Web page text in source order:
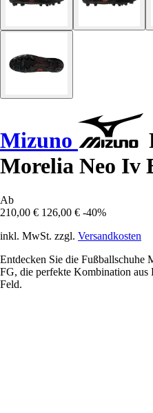
Mizuno
Morelia Neo Iv
Ab
210,00 € 126,00 € -40%
inkl. MwSt. zzgl. Versandkosten
Entdecken Sie die
FG, die perfekte Kombination
Feld.